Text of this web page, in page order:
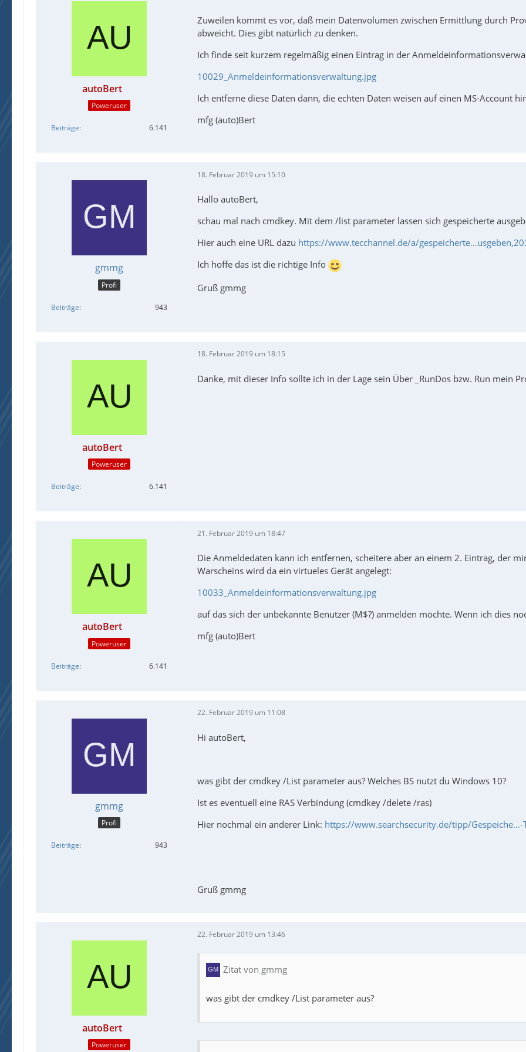
autoBert
Poweruser
Beiträge 6.141
Zuweilen kommt es vor, daß mein Datenvolumen zwischen Ermittlung durch
abweicht. Dies gibt natürlich zu denken.
Ich finde seit kurzem regelmäßig einen Eintrag in der
10029_Anmeldeinformationsverwaltung.jpg
Ich entferne diese Daten dann, die echten Daten weisen auf einen MS-Account
mfg (auto)Bert
gmmg
Profi
Beiträge 943
18. Februar 2019 um 15:10
Hallo autoBert,
schau mal nach cmdkey. Mit dem /list parameter lassen sich gespeicherte
Hier auch eine URL dazu https://www.tecchannel.de/a/
Ich hoffe das ist die richtige Info
Gruß gmmg
autoBert
Poweruser
Beiträge 6.141
18. Februar 2019 um 18:15
Danke, mit dieser Info sollte ich in der Lage sein Über _RunDos bzw. Run mein
autoBert
Poweruser
Beiträge 6.141
21. Februar 2019 um 18:47
Die Anmeldedaten kann ich entfernen, scheitere aber an einem 2. Eintrag, der
Warscheins wird da ein virtueles Gerät angelegt:
10033_Anmeldeinformationsverwaltung.jpg
auf das sich der unbekannte Benutzer (M$?) anmelden möchte. Wenn ich dies
mfg (auto)Bert
gmmg
Profi
Beiträge 943
22. Februar 2019 um 11:08
Hi autoBert,
was gibt der cmdkey /List parameter aus? Welches BS nutzt du Windows 10?
Ist es eventuell eine RAS Verbindung (cmdkey /delete /ras)
Hier nochmal ein anderer Link: https://www.searchsecurity.de/tipp/Gespeiche…-
Gruß gmmg
autoBert
Poweruser
22. Februar 2019 um 13:46
Zitat von gmmg
was gibt der cmdkey /List parameter aus?